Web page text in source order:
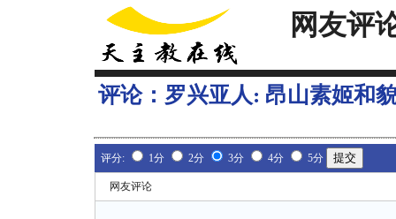
网友评
评论： 罗兴亚人: 昂山素姬和
评分: 1分 2分 3分 4分 5分
网友评论